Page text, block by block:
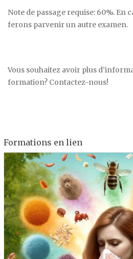
Note de passage requise: 60%. En
ferons parvenir un autre examen.
Vous souhaitez avoir plus
formation? Contactez-nous!
Formations en lien